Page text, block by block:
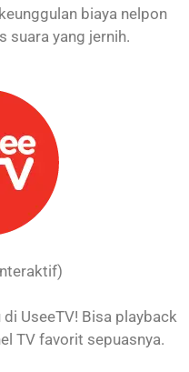
biaya nelpon
suara yang jernih.
UseeTV! Bisa playback
TV favorit sepuasnya.